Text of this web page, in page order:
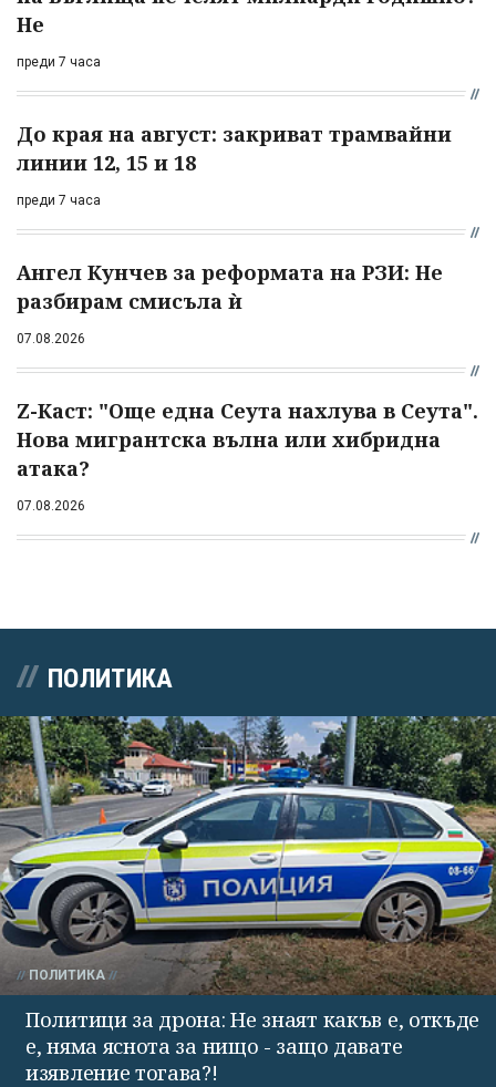
Не
преди 7 часа
До края на август: закриват трамвайни
линии 12, 15 и 18
преди 7 часа
Ангел Кунчев за реформата на РЗИ: Не
разбирам смисъла ѝ
07.08.2026
Z-Каст: "Още една Сеута нахлува в Сеута".
Нова мигрантска вълна или хибридна
атака?
07.08.2026
ПОЛИТИКА
ПОЛИТИКА
Политици за дрона: Не знаят какъв е, откъде
е, няма яснота за нищо - защо давате
изявление тогава?!